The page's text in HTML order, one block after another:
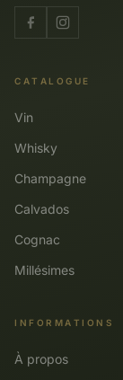
CATALOGUE
Vin
Whisky
Champagne
Calvados
Cognac
Millésimes
INFORMATIONS
À propos